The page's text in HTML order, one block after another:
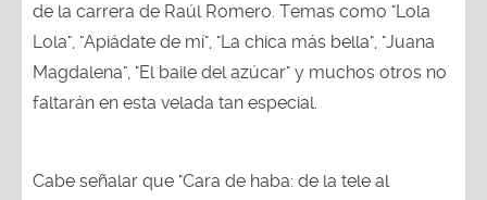
de la carrera de Raúl Romero. Temas como "Lola
Lola", "Apiádate de mí", "La chica más bella", "Juana
Magdalena", "El baile del azúcar" y muchos otros no
faltarán en esta velada tan especial.
Cabe señalar que "Cara de haba: de la tele al